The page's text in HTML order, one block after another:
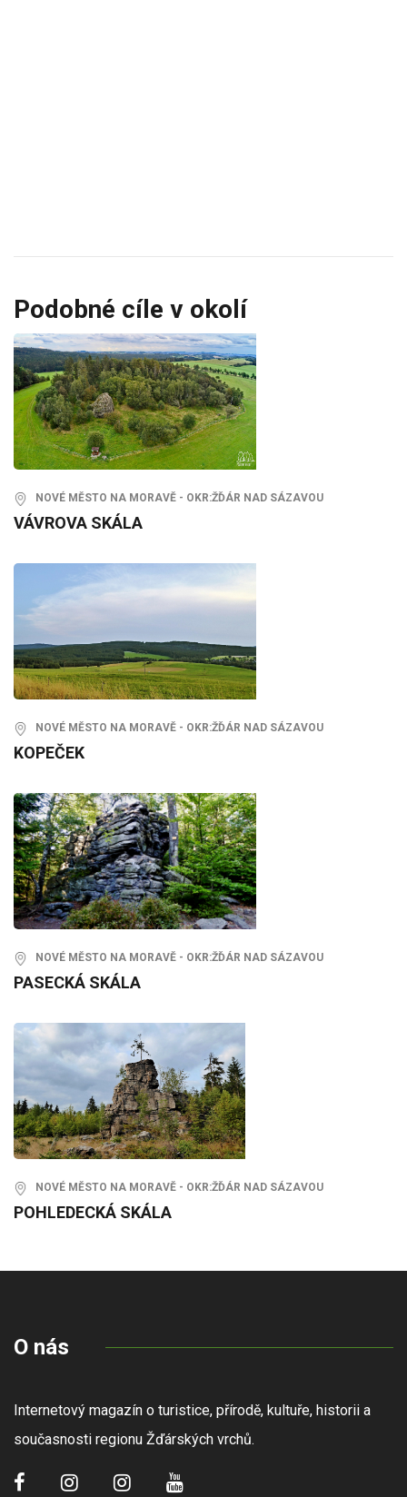
Podobné cíle v okolí
NOVÉ MĚSTO NA MORAVĚ - OKR:ŽĎÁR NAD SÁZAVOU
VÁVROVA SKÁLA
NOVÉ MĚSTO NA MORAVĚ - OKR:ŽĎÁR NAD SÁZAVOU
KOPEČEK
NOVÉ MĚSTO NA MORAVĚ - OKR:ŽĎÁR NAD SÁZAVOU
PASECKÁ SKÁLA
NOVÉ MĚSTO NA MORAVĚ - OKR:ŽĎÁR NAD SÁZAVOU
POHLEDECKÁ SKÁLA
O nás
Internetový magazín o turistice, přírodě, kultuře, historii a
současnosti regionu Žďárských vrchů.